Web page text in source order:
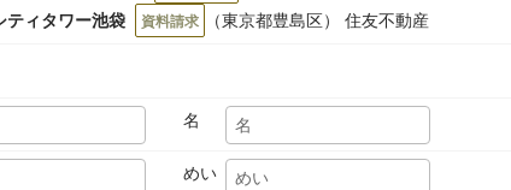
ティタワー池袋
資料請求 （東京都豊島区） 住友不動産
名
めい